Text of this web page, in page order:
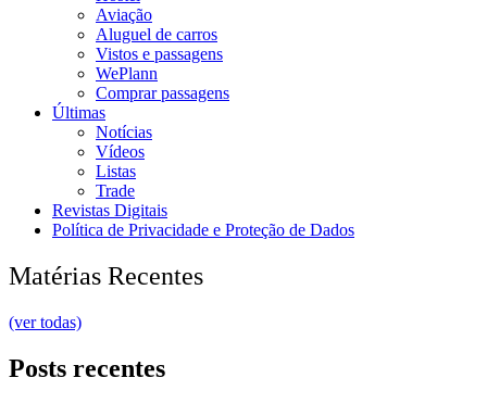
Aviação
Aluguel de carros
Vistos e passagens
WePlann
Comprar passagens
Últimas
Notícias
Vídeos
Listas
Trade
Revistas Digitais
Política de Privacidade e Proteção de Dados
Matérias Recentes
(ver todas)
Posts recentes